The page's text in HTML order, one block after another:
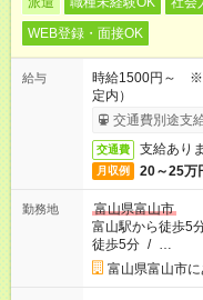
WEB登録・面接OK
給与
時給1500円～
定内）
交通費別途支
交通費 支給あり
月収例 20～25万
勤務地
富山県富山市
富山駅から徒歩5
徒歩5分 / …
富山県富山市に